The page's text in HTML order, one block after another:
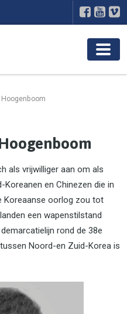
als vrijwilliger aan om als
en Chinezen die in
Koreaanse oorlog zou tot
een wapenstilstand
rond de 38e
Noord-en Zuid-Korea is